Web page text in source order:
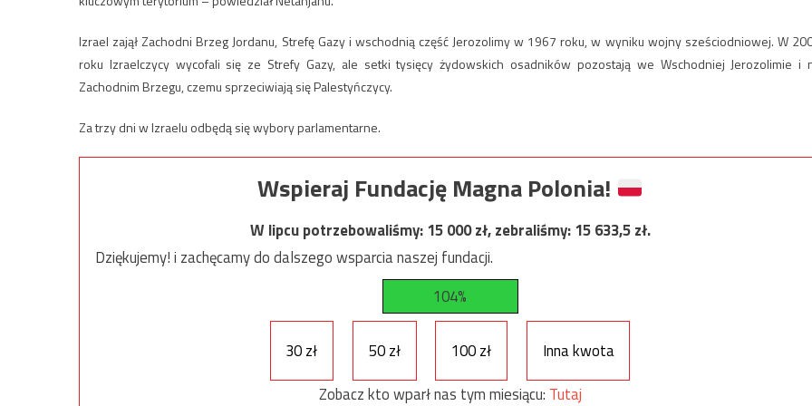
Izrael zajął Zachodni Brzeg Jordanu, Strefę Gazy i wschodnią część Jerozolimy w 1967 roku, w wyniku wojny sześciodniowej. W
roku Izraelczycy wycofali się ze Strefy Gazy, ale setki tysięcy żydowskich osadników pozostają we Wschodniej Jerozolimie i
Zachodnim Brzegu, czemu sprzeciwiają się Palestyńczycy.
Za trzy dni w Izraelu odbędą się wybory parlamentarne.
Wspieraj Fundację Magna Polonia!
W lipcu potrzebowaliśmy:15 000zł, zebraliśmy:15 633,5zł.
Dziękujemy! i zachęcamy do dalszego wsparcia naszej fundacji.
104%
30 zł 50 zł 100 zł
Inna kwota
Zobacz kto wparł nas tym miesiącu: Tutaj